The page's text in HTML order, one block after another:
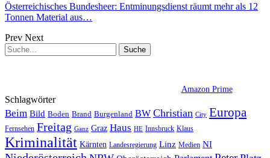
Österreichisches Bundesheer: Entminungsdienst räumt mehr als 12
Tonnen Material aus…
Prev Next
Amazon Prime
Schlagwörter
Beim Bild Boden Brand Burgenland BW Christian City Europa
Fernsehen Freitag Ganz Graz Haus HE Innsbruck Klaus
Kriminalität Kärnten Landesregierung Linz Medien NI